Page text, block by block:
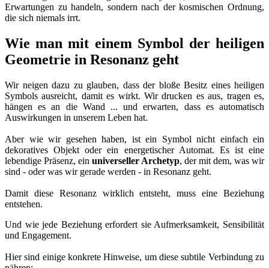
Erwartungen zu handeln, sondern nach der kosmischen Ordnung,
die sich niemals irrt.
Wie man mit einem Symbol der heiligen
Geometrie in Resonanz geht
Wir neigen dazu zu glauben, dass der bloße Besitz eines heiligen
Symbols ausreicht, damit es wirkt. Wir drucken es aus, tragen es,
hängen es an die Wand ... und erwarten, dass es automatisch
Auswirkungen in unserem Leben hat.
Aber wie wir gesehen haben, ist ein Symbol nicht einfach ein
dekoratives Objekt oder ein energetischer Automat. Es ist eine
lebendige Präsenz, ein universeller Archetyp, der mit dem, was wir
sind - oder was wir gerade werden - in Resonanz geht.
Damit diese Resonanz wirklich entsteht, muss eine Beziehung
entstehen.
Und wie jede Beziehung erfordert sie Aufmerksamkeit, Sensibilität
und Engagement.
Hier sind einige konkrete Hinweise, um diese subtile Verbindung zu